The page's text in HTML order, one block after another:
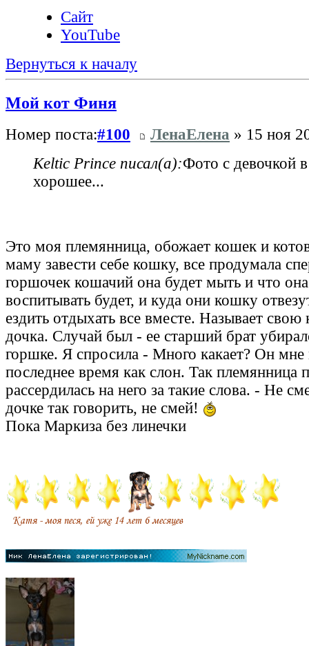
Сайт
YouTube
Вернуться к началу
Мой кот Финя
Номер поста:#100 ЛенаЕлена » 15 ноя
Keltic Prince писал(а):Фото с девочкой
хорошее...
Это моя племянница, обожает кошек и
маму завести себе кошку, все продумала
горшочек кошачий она будет мыть и что
воспитывать будет, и куда они кошку
ездить отдыхать все вместе. Называет
дочка. Случай был - ее старший брат
горшке. Я спросила - Много какает? Он мне
последнее время как слон. Так племянница
рассердилась на него за такие слова. - Не
дочке так говорить, не смей!
Пока Маркиза без линечки